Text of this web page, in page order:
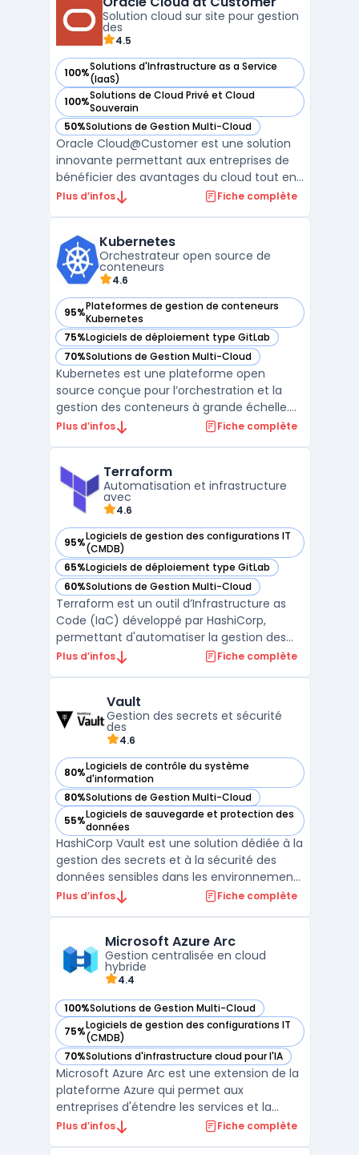
offre d'instances Bare Metal, qui combine
les avantages de ...
Solution cloud sur site pour gestion
des
4.5
100%Solutions d'Infrastructure as a Service
(IaaS)
— voir Oracle Cloud at Customer dans cette catégorie
100%Solutions de Cloud Privé et Cloud
Souverain
— voir Oracle Cloud at Customer dans cette catégorie
50%Solutions de Gestion Multi-Cloud
— voir Oracle Cloud at Customer dans cette catégorie
Oracle Cloud@Customer est une solution
innovante permettant aux entreprises de
bénéficier des avantages du cloud tout en
gardant leurs données sur site. Cette offre
géré, déployé directement dans les centres
de donn ...
Plus d’infos Fiche complète
Kubernetes
Orchestrateur open source de
conteneurs
4.6
95%Plateformes de gestion de conteneurs
Kubernetes
— voir Kubernetes dans cette catégorie
75%Logiciels de déploiement type GitLab
— voir Kubernetes dans cette catégorie
70%Solutions de Gestion Multi-Cloud
— voir Kubernetes dans cette catégorie
Kubernetes est une plateforme open
source conçue pour l’orchestration et la
gestion des conteneurs à grande échelle.
Elle permet de déployer, gérer, mettre à
cloud ou sur des infrastructures on-
premise. Grâce à son archi ...
Plus d’infos Fiche complète
Terraform
Automatisation et infrastructure
avec
4.6
95%Logiciels de gestion des configurations IT
(CMDB)
— voir Terraform dans cette catégorie
65%Logiciels de déploiement type GitLab
— voir Terraform dans cette catégorie
60%Solutions de Gestion Multi-Cloud
— voir Terraform dans cette catégorie
Terraform est un outil d’Infrastructure as
Code (IaC) développé par HashiCorp,
permettant d'automatiser la gestion des
infrastructures informatiques. Grâce à une
infrastructure, et l'orchestration cloud à
grande échelle.Compatible av ...
Plus d’infos Fiche complète
Vault
Gestion des secrets et sécurité
des
4.6
80%Logiciels de contrôle du système
d'information
— voir Vault dans cette catégorie
80%Solutions de Gestion Multi-Cloud
— voir Vault dans cette catégorie
55%Logiciels de sauvegarde et protection des
données
— voir Vault dans cette catégorie
HashiCorp Vault est une solution dédiée à la
gestion des secrets et à la sécurité des
données sensibles dans les environnements
informatiques complexes. Il s’adresse aux
Plus d’infos Fiche complète
Microsoft Azure Arc
Gestion centralisée en cloud
hybride
4.4
100%Solutions de Gestion Multi-Cloud
— voir Microsoft Azure Arc dans cette catégorie
75%Logiciels de gestion des configurations IT
(CMDB)
— voir Microsoft Azure Arc dans cette catégorie
70%Solutions d'infrastructure cloud pour l'IA
— voir Microsoft Azure Arc dans cette catégorie
Microsoft Azure Arc est une extension de la
plateforme Azure qui permet aux
entreprises d'étendre les services et la
gouvernance d’Azure à des
Plus d’infos Fiche complète